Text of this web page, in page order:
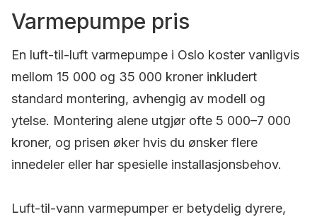
Varmepumpe pris
En luft-til-luft varmepumpe i Oslo koster vanligvis
mellom 15 000 og 35 000 kroner inkludert
standard montering, avhengig av modell og
ytelse. Montering alene utgjør ofte 5 000–7 000
kroner, og prisen øker hvis du ønsker flere
innedeler eller har spesielle installasjonsbehov.
Luft-til-vann varmepumper er betydelig dyrere,